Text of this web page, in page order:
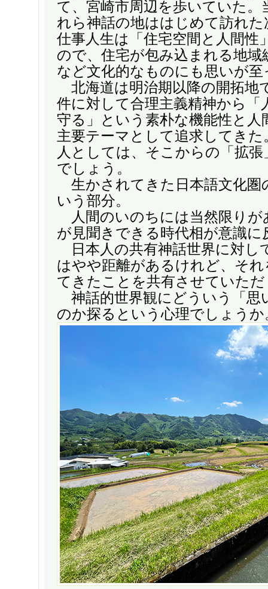
て、宮崎市周辺を歩いていた。
れら神話の地ははじめて訪れ
仕事人生は「住宅空間と人間性
ので、住宅が包み込まれる地域
など文化的なものにも思いが
北海道は明治期以降の開拓地
件に対して合理主義精神から「
守る」という素朴な機能性と人
主要テーマとして追求してき
人としては、そこからの「拡
でしょう。
生かされてきた日本語文化圏
いう部分。
人間のいのちには当然限りが
が見聞きできる時代相が意識に
日本人の共有神話世界に対し
はやや距離があるけれど、そ
てきたことを共有させていただ
神話的世界観にどういう「思
のか探るという心理でしょうか